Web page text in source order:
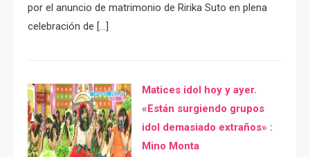
por el anuncio de matrimonio de Ririka Suto en plena
celebración de […]
Matices idol hoy y ayer.
«Están surgiendo grupos
idol demasiado extraños» :
Mino Monta